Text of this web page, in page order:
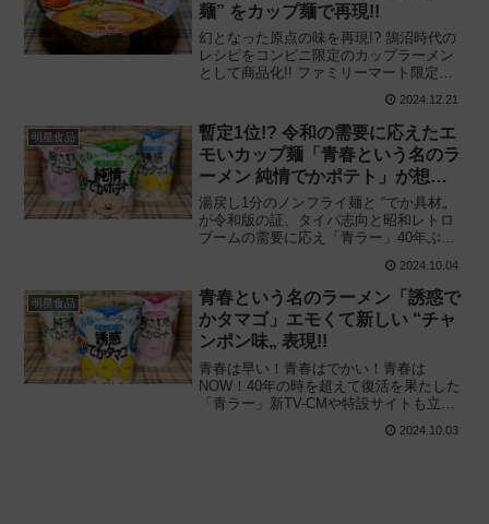
麺” をカップ麺で再現!!
幻となった原点の味を再現!? 鵠沼時代の
レシピをコンビニ限定のカップラーメン
として商品化!! ファミリーマート限定、
明星食品と共同開発「ファミマル 支那そ
ばや 佐野実の伝説の一杯 醤油らぁ麺」を
食べてみた感想と評価・レビューです。
2024.12.21
明星食品
暫定1位!? 令和の需要に応えたエ
モいカップ麺「青春という名のラ
ーメン 純情でかポテト」が想像
以上に仕上がってた
湯戻し1分のノンフライ麺と “でか具材„
が令和版の証、タイパ志向と昭和レトロ
ブームの需要に応え「青ラー」40年ぶり
ラーメン 純情でかポテト しおバター味」
を食べてみた感想と評価・レビューで
す。
2024.10.04
明星食品
青春という名のラーメン「誘惑で
かタマゴ」エモくて新しい “チャ
ンポン味„ 表現!!
青春は早い！青春はでかい！青春は
NOW！40年の時を超えて復活を果たした
「青ラー」新TV-CMや特設サイトも立ち
名のラーメン 誘惑でかタマゴ チャンポン
2024.10.03